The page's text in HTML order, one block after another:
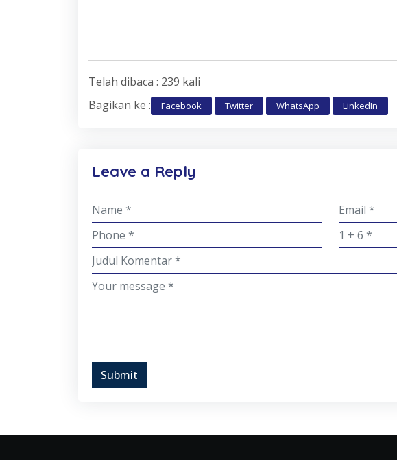
Telah dibaca : 239 kali
Bagikan ke :
Facebook Twitter WhatsApp LinkedIn
Leave a Reply
Submit